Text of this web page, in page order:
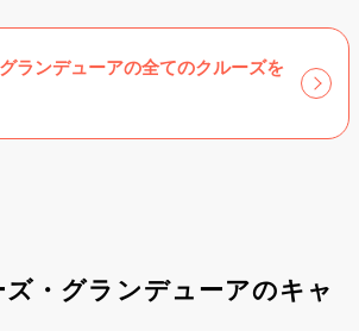
ランデューアの全てのクルーズを
・グランデューアのキャ